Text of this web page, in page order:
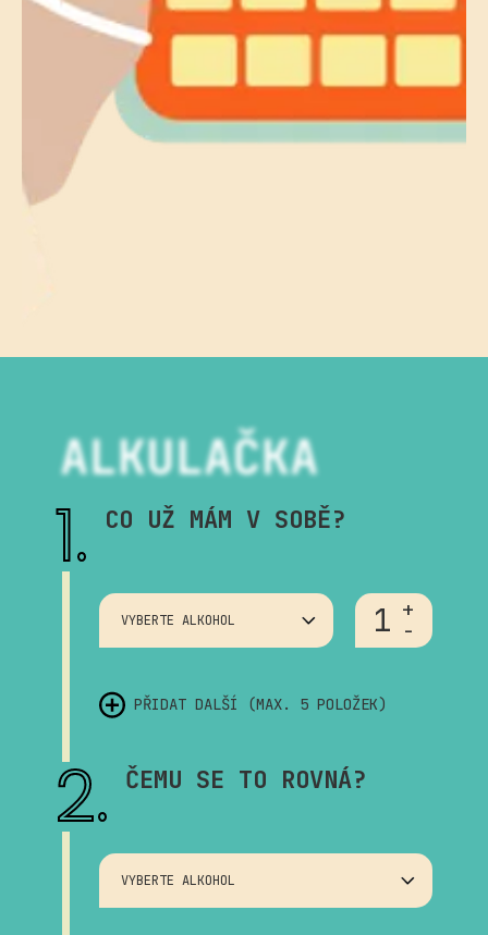
1. CO UŽ MÁM V SOBĚ?
VYBERTE ALKOHOL 1 +
-
PŘIDAT DALŠÍ (MAX. 5 POLOŽEK)
2. ČEMU SE TO ROVNÁ?
VYBERTE ALKOHOL